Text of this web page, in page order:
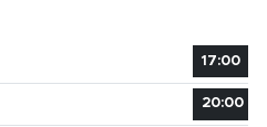
17:00
20:00